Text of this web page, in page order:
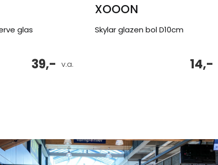
glas
v.a.
39,-
XOOON
Skylar glazen bol D10cm
14,-